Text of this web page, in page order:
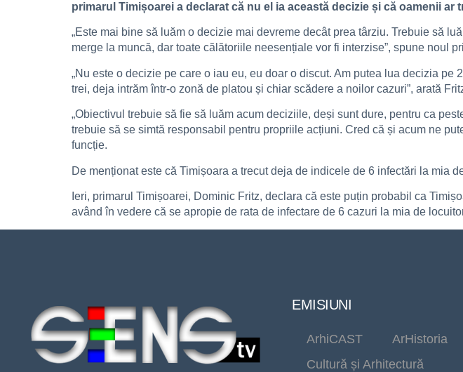
primarul Timișoarei a declarat că nu el ia această decizie și că oamenii
„Este mai bine să luăm o decizie mai devreme decât prea târziu. Trebuie să
merge la muncă, dar toate călătoriile neesențiale vor fi interzise”, spune noul
„Nu este o decizie pe care o iau eu, eu doar o discut. Am putea lua decizia
trei, deja intrăm într-o zonă de platou și chiar scădere a noilor cazuri”, arată
„Obiectivul trebuie să fie să luăm acum deciziile, deși sunt dure, pentru ca
trebuie să se simtă responsabil pentru propriile acțiuni. Cred că și acum ne
funcție.
De menționat este că Timișoara a trecut deja de indicele de 6 infectări la mia
Ieri, primarul Timișoarei, Dominic Fritz, declara că este puțin probabil ca
având în vedere că se apropie de rata de infectare de 6 cazuri la mia de
EMISIUNI
ArhiCAST
ArHistoria
Cultură și Arhitectură